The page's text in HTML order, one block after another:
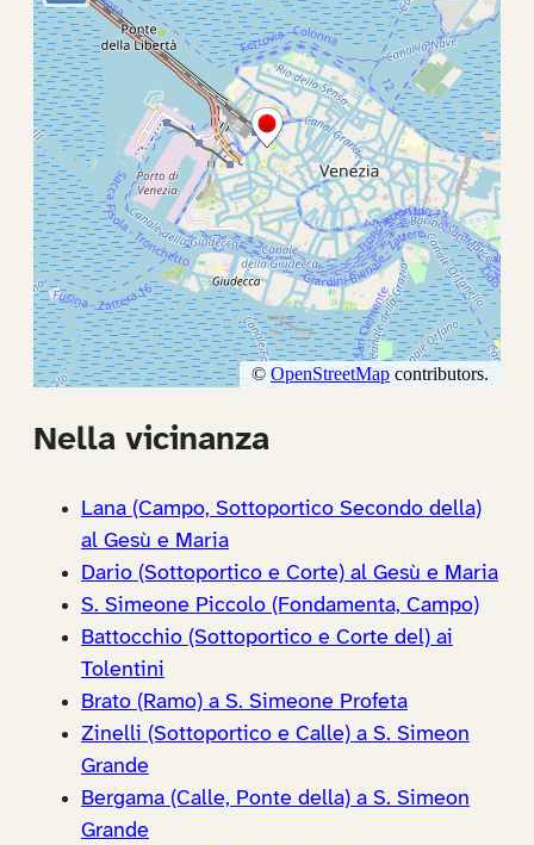
Nella vicinanza
Lana (Campo, Sottoportico Secondo della)
al Gesù e Maria
Dario (Sottoportico e Corte) al Gesù e Maria
S. Simeone Piccolo (Fondamenta, Campo)
Battocchio (Sottoportico e Corte del) ai
Tolentini
Brato (Ramo) a S. Simeone Profeta
Zinelli (Sottoportico e Calle) a S. Simeon
Grande
Bergama (Calle, Ponte della) a S. Simeon
Grande